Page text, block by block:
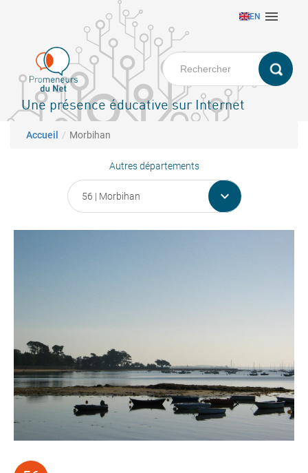
principal
EN 
Une présence éducative sur Internet
Fil d'Ariane
Accueil Morbihan
Autres départements
